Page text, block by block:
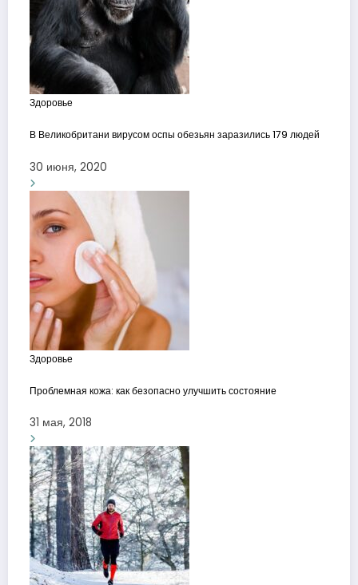
Здоровье
В Великобритани вирусом оспы обезьян заразились 179 людей
30 июня, 2020
Здоровье
Проблемная кожа: как безопасно улучшить состояние
31 мая, 2018